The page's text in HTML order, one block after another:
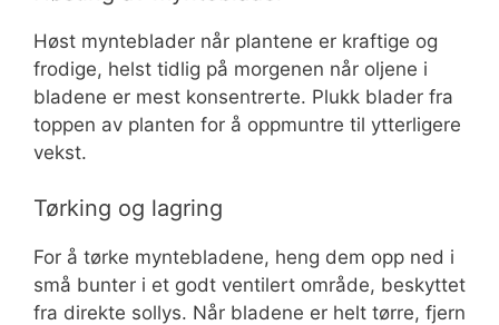
Høst mynteblader når plantene er kraftige og
frodige, helst tidlig på morgenen når oljene i
bladene er mest konsentrerte. Plukk blader fra
toppen av planten for å oppmuntre til ytterligere
vekst.
Tørking og lagring
For å tørke myntebladene, heng dem opp ned i
små bunter i et godt ventilert område, beskyttet
fra direkte sollys. Når bladene er helt tørre, fjern